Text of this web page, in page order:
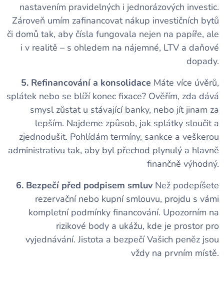
nastavením pravidelných i jednorázových investic.
Zároveň umím zafinancovat nákup investičních bytů
či domů tak, aby čísla fungovala nejen na papíře, ale
i v realitě – s ohledem na nájemné, LTV a daňové
dopady.
5. Refinancování a konsolidace Máte více úvěrů,
splátek nebo se blíží konec fixace? Ověřím, zda dává
smysl zůstat u stávající banky, nebo jít jinam za
lepším. Najdeme způsob, jak splátky sloučit a
zjednodušit. Pohlídám termíny, sankce a veškerou
administrativu tak, aby byl přechod plynulý a hlavně
finančně výhodný.
6. Bezpečí před podpisem smluv Než podepíšete
rezervační nebo kupní smlouvu, projdu s vámi
kompletní podmínky financování. Upozorním na
rizikové body a ukážu, kde je prostor pro
vyjednávání. Jistota a bezpečí Vašich peněz jsou
vždy na prvním místě.